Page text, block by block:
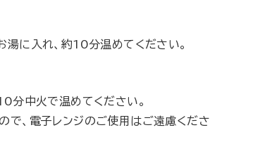
湯に入れ、約10分温めてください。
分中火で温めてください。
で、電子レンジのご使用はご遠慮くださ